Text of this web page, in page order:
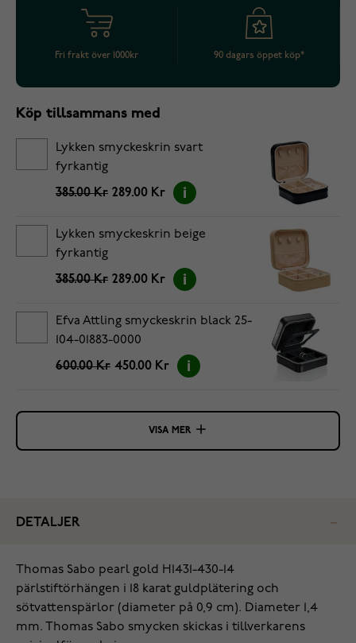
Fri frakt över 1000kr 90 dagars öppet köp*
Köp tillsammans med
Lykken smyckeskrin svart
fyrkantig
385.00 Kr 289.00 Kr
Lykken smyckeskrin beige
fyrkantig
385.00 Kr 289.00 Kr
Efva Attling smyckeskrin black 25-
104-01883-0000
600.00 Kr 450.00 Kr
VISA MER
DETALJER
Thomas Sabo pearl gold H1431-430-14
pärlstiftörhängen i 18 karat guldplätering och
sötvattenspärlor (diameter på 0,9 cm). Diameter 1,4
mm. Thomas Sabo smycken skickas i tillverkarens